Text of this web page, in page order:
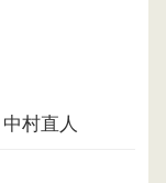
村直人